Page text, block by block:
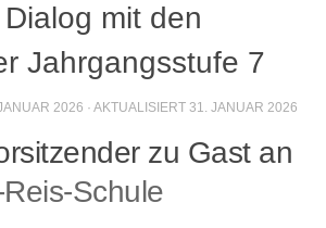
mit den
Jahrgangsstufe 7
2026 · AKTUALISIERT 31. JANUAR 2026
zu Gast an
Schule